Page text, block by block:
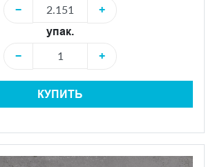
−
+
упак.
−
+
КУПИТЬ